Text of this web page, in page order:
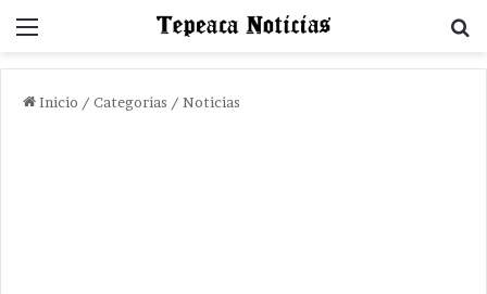
Menu
Inicio / Categorias / Noticias